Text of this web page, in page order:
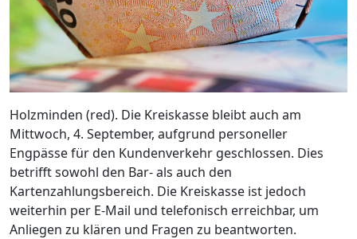
Holzminden (red). Die Kreiskasse bleibt auch am
Mittwoch, 4. September, aufgrund personeller
Engpässe für den Kundenverkehr geschlossen. Dies
betrifft sowohl den Bar- als auch den
Kartenzahlungsbereich. Die Kreiskasse ist jedoch
weiterhin per E-Mail und telefonisch erreichbar, um
Anliegen zu klären und Fragen zu beantworten.